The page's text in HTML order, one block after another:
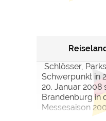
Schlösser,
Schwerpunkt in
20. Januar 2008
Brandenburg in
Messesaison